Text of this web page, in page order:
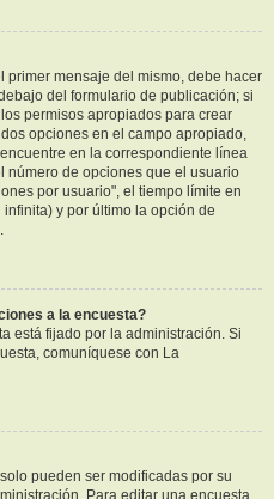
mensaje del mismo, debe hacer
del formulario de publicación; si
permisos apropiados para crear
opciones en el campo apropiado,
en la correspondiente línea
número de opciones que el usuario
por usuario", el tiempo límite en
y por último la opción de
a la encuesta?
está fijado por la administración. Si
comuníquese con La
pueden ser modificadas por su
Para editar una encuesta,